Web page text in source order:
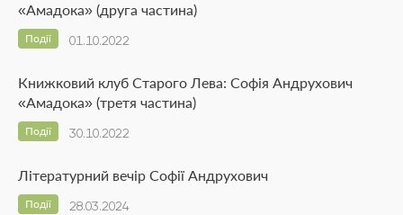
«Амадока» (друга частина)
01.10.2022
Події
Книжковий клуб Старого Лева: Софія Андрухович
«Амадока» (третя частина)
30.10.2022
Події
Літературний вечір Софії Андрухович
28.03.2024
Події